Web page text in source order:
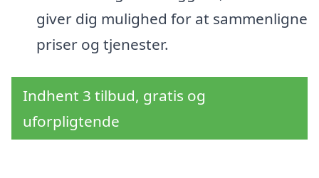
giver dig mulighed for at sammenligne
priser og tjenester.
Indhent 3 tilbud, gratis og
uforpligtende